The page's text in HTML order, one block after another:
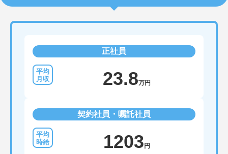
正社員
23.8万円
契約社員・嘱託社員
1203円